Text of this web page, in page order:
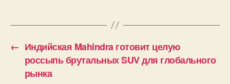
← Индийская Mahindra готовит целую
россыпь брутальных SUV для глобального
рынка